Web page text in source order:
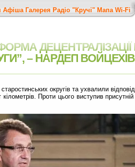
Афіша Галерея Радіо "Кручі" Мапа Wi-Fi
– НАРДЕП
округів та ухвалили
Проти цього виступив